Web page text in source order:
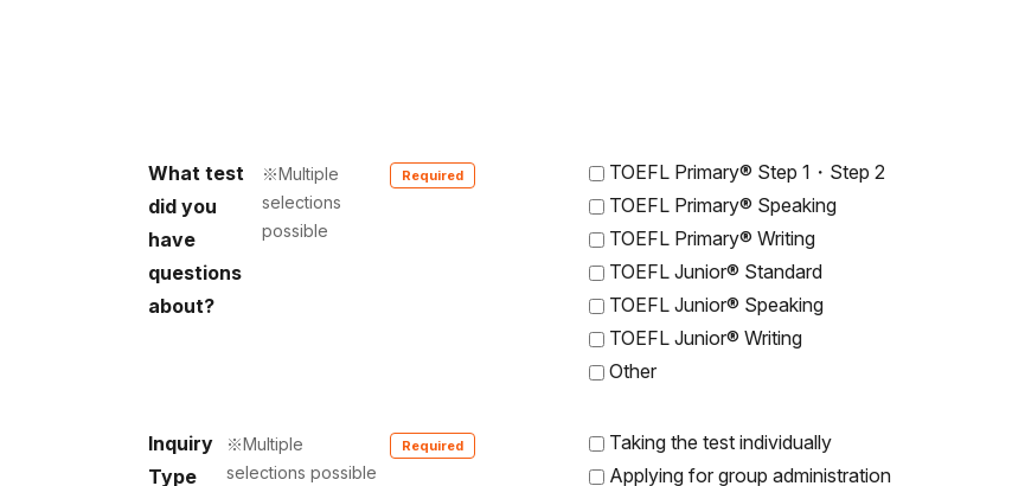
What test
did you
have
questions
about?
Multiple
selections
possible
TOEFL Primary® Step 1・Step 2
TOEFL Primary® Speaking
TOEFL Primary® Writing
TOEFL Junior® Standard
TOEFL Junior® Speaking
TOEFL Junior® Writing
Other
Inquiry
Type
Multiple
selections possible
Taking the test individually
Applying for group administration